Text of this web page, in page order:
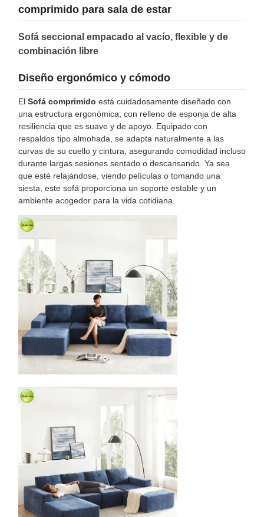
comprimido para sala de estar
Sofá seccional empacado al vacío, flexible y de
combinación libre
Diseño ergonómico y cómodo
El Sofá comprimido está cuidadosamente diseñado con
una estructura ergonómica, con relleno de esponja de alta
resiliencia que es suave y de apoyo. Equipado con
respaldos tipo almohada, se adapta naturalmente a las
curvas de su cuello y cintura, asegurando comodidad incluso
durante largas sesiones sentado o descansando. Ya sea
que esté relajándose, viendo películas o tomando una
siesta, este sofá proporciona un soporte estable y un
ambiente acogedor para la vida cotidiana.